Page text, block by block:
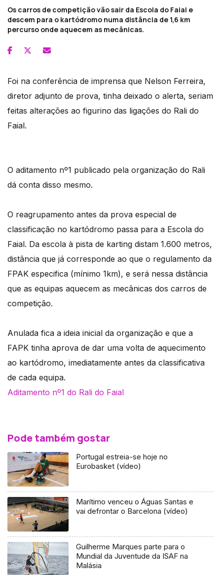
Os carros de competição vão sair da Escola do Faial e
descem para o kartódromo numa distância de 1,6 km
percurso onde aquecem as mecânicas.
Foi na conferência de imprensa que Nelson Ferreira,
diretor adjunto de prova, tinha deixado o alerta, seriam
feitas alterações ao figurino das ligações do Rali do
Faial.
O aditamento nº1 publicado pela organização do Rali
dá conta disso mesmo.
O reagrupamento antes da prova especial de
classificação no kartódromo passa para a Escola do
Faial. Da escola à pista de karting distam 1.600 metros,
distância que já corresponde ao que o regulamento da
FPAK especifica (mínimo 1km), e será nessa distância
que as equipas aquecem as mecânicas dos carros de
competição.
Anulada fica a ideia inicial da organização e que a
FAPK tinha aprova de dar uma volta de aquecimento
ao kartódromo, imediatamente antes da classificativa
de cada equipa.
Aditamento nº1 do Rali do Faial
Pode também gostar
Portugal estreia-se hoje no
Eurobasket (vídeo)
Marítimo venceu o Águas Santas e
vai defrontar o Barcelona (vídeo)
Guilherme Marques parte para o
Mundial da Juventude da ISAF na
Malásia